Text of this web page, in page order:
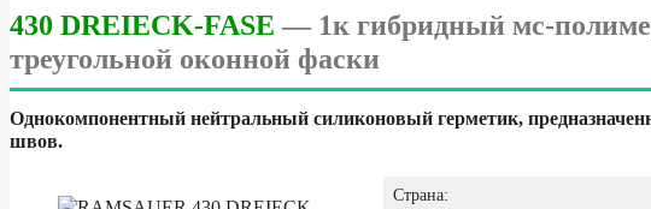
430 DREIECK-FASE — 1к гибридный мс-
треугольной оконной фаски
Однокомпонентный нейтральный силиконовый герметик,
швов.
Страна: